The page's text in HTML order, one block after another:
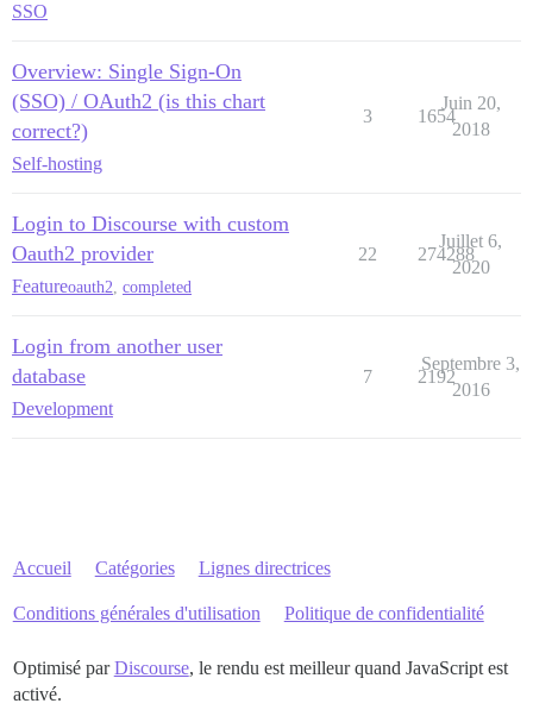
SSO
Overview: Single Sign-On
(SSO) / OAuth2 (is this chart
correct?)
Self-hosting
3 1654
Juin 20,
2018
Login to Discourse with custom
Oauth2 provider
Featureoauth2 completed
22 274288
Juillet 6,
2020
Login from another user
database
Development
7 2192
Septembre 3,
2016
Accueil Catégories Lignes directrices
Conditions générales d'utilisation Politique de confidentialité
Optimisé parDiscourse, le rendu est meilleur quand JavaScript est
activé.